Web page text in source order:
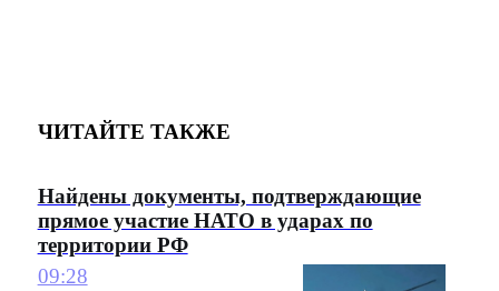
ЧИТАЙТЕ ТАКЖЕ
Найдены документы, подтверждающие
прямое участие НАТО в ударах по
территории РФ
09:28